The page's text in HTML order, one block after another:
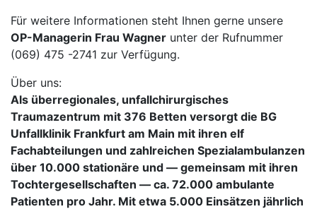
Für weitere Informationen steht Ihnen gerne unsere
OP-Managerin Frau Wagner unter der Rufnummer
(069) 475 -2741 zur Verfügung.
Über uns:
Als überregionales, unfallchirurgisches
Traumazentrum mit 376 Betten versorgt die BG
Unfallklinik Frankfurt am Main mit ihren elf
Fachabteilungen und zahlreichen Spezialambulanzen
über 10.000 stationäre und — gemeinsam mit ihren
Tochtergesellschaften — ca. 72.000 ambulante
Patienten pro Jahr. Mit etwa 5.000 Einsätzen jährlich